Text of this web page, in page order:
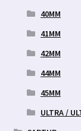
40MM
41MM
42MM
44MM
45MM
ULTRA /